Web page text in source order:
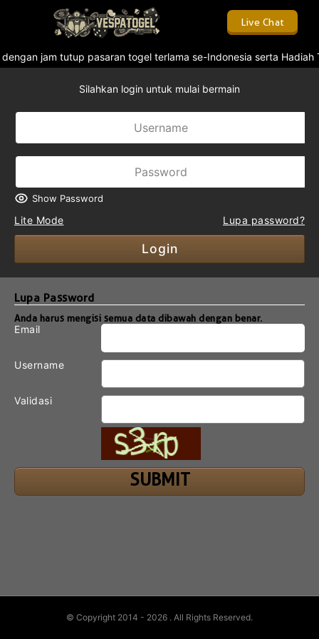
Live Chat
jam tutup pasaran togel terlama se-Indonesia serta Hadiah
Silahkan login untuk mulai bermain
Show Password
Lite Mode Lupa password?
Login
Lupa Password
Anda harus mengisi semua data dibawah dengan benar.
Email
Username
Validasi
© Copyright 2014 - 2026 . All Rights Reserved.